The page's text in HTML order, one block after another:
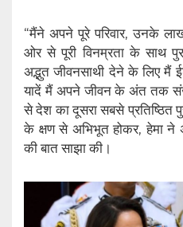
“मैंने अपने पूरे परिवार, उनके
ओर से पूरी विनम्रता के साथ
अद्भुत जीवनसाथी देने के लिए मैं
यादें मैं अपने जीवन के अंत तक
से देश का दूसरा सबसे प्रतिष्ठित
के क्षण से अभिभूत होकर, हेमा
की बात साझा की।